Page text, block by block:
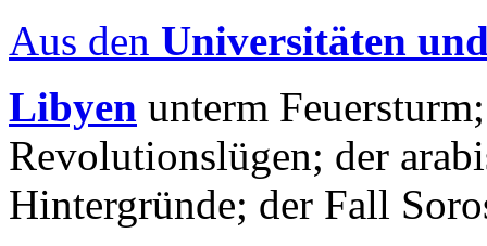
Aus den Universitäten
Libyen unterm
Revolutionslügen; der
Hintergründe; der Fall